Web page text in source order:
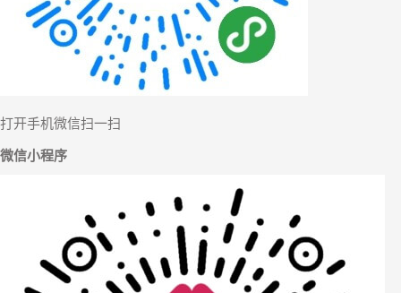
打开手机微信扫一扫
微信小程序